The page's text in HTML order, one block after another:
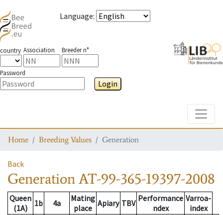
Language:
country Association Breeder n°
Password
Login
Home Breeding Values Generation
Back
GenerationAT-99-365-19397-2008
Queen
(1A)
1b 4a
Mating
place Apiary TBV Performance
ndex
Varroa-
index